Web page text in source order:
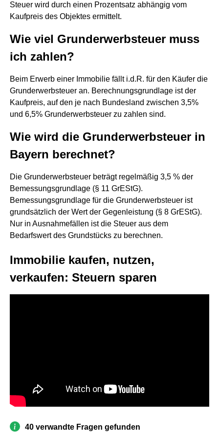
Steuer wird durch einen Prozentsatz abhängig vom
Kaufpreis des Objektes ermittelt.
Wie viel Grunderwerbsteuer muss
ich zahlen?
Beim Erwerb einer Immobilie fällt i.d.R. für den Käufer die
Grunderwerbsteuer an. Berechnungsgrundlage ist der
Kaufpreis, auf den je nach Bundesland zwischen 3,5%
und 6,5% Grunderwerbsteuer zu zahlen sind.
Wie wird die Grunderwerbsteuer in
Bayern berechnet?
Die Grunderwerbsteuer beträgt regelmäßig 3,5 % der
Bemessungsgrundlage (§ 11 GrEStG).
Bemessungsgrundlage für die Grunderwerbsteuer ist
grundsätzlich der Wert der Gegenleistung (§ 8 GrEStG).
Nur in Ausnahmefällen ist die Steuer aus dem
Bedarfswert des Grundstücks zu berechnen.
Immobilie kaufen, nutzen,
verkaufen: Steuern sparen
40 verwandte Fragen gefunden